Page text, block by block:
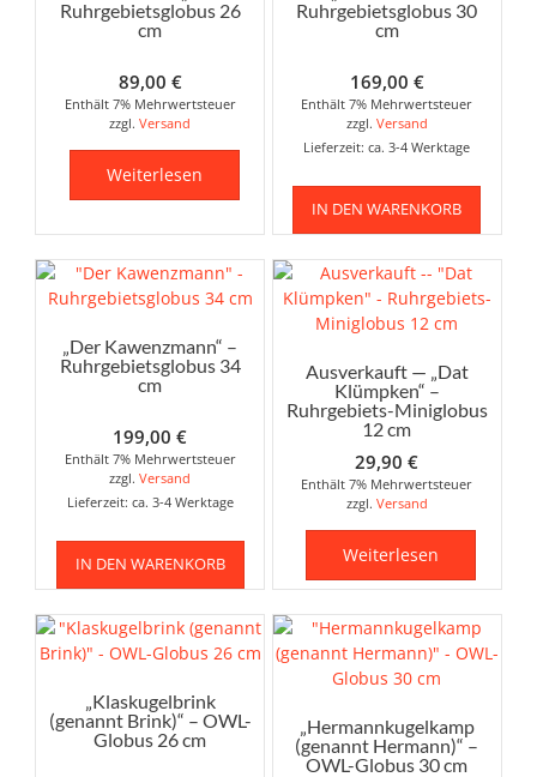
Ruhrgebietsglobus 26
cm
89,00 €
Enthält 7% Mehrwertsteuer
zzgl.Versand
Weiterlesen
Ruhrgebietsglobus 30
cm
169,00 €
Enthält 7% Mehrwertsteuer
zzgl. Versand
Lieferzeit: ca. 3-4 Werktage
IN DEN WARENKORB
„Der Kawenzmann“ –
Ruhrgebietsglobus 34
cm
199,00€
Enthält 7% Mehrwertsteuer
zzgl.Versand
Lieferzeit: ca. 3-4 Werktage
IN DEN WARENKORB
Ausverkauft — „Dat
Klümpken“ –
Ruhrgebiets-Miniglobus
12 cm
29,90€
Enthält 7% Mehrwertsteuer
zzgl. Versand
Weiterlesen
„Klaskugelbrink
(genannt Brink)“ – OWL-
Globus 26 cm
„Hermannkugelkamp
(genannt Hermann)“ –
OWL-Globus 30 cm